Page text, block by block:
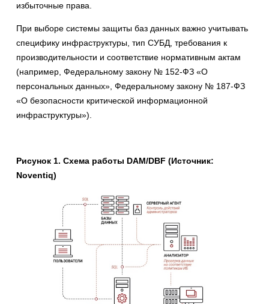
избыточные права.
При выборе системы защиты баз данных важно учитывать
специфику инфраструктуры, тип СУБД, требования к
производительности и соответствие нормативным актам
(например, Федеральному закону № 152-ФЗ «О
персональных данных», Федеральному закону № 187-ФЗ
«О безопасности критической информационной
инфраструктуры»).
Рисунок 1. Схема работы DAM/DBF (Источник:
Noventiq)